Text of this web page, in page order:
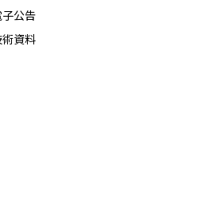
子公告
術資料